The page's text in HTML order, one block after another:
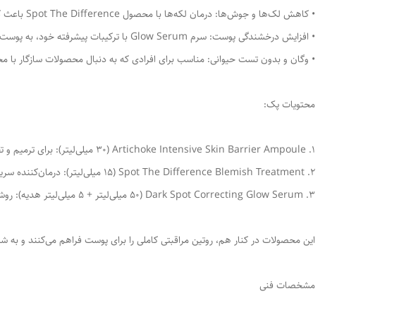
• کاهش لک‌ها و جوش‌ها: درمان لکه‌ها با محصول Spot The Difference باعث کاهش قرمزی و جوش‌ها می‌شود.
• افزایش درخشندگی پوست: سرم Glow Serum با ترکیبات پیشرفته خود، به پوست شما جلوه‌ای درخشان و شفاف می‌بخشد.
• وگان و بدون تست حیوانی: مناسب برای افرادی که به دنبال محصولات سازگار
محتویات پک:
1. Artichoke Intensive Skin Barrier Ampoule (30 میلی‌لیتر): برای ترمیم و تقویت سد پوستی.
2. Spot The Difference Blemish Treatment (15 میلی‌لیتر): درمان‌کننده سریع لکه‌ها و قرمزی‌های پوست.
3. Dark Spot Correcting Glow Serum (50 میلی‌لیتر + 5 میلی‌لیتر هدیه): روشن‌کننده و یکدست‌کننده رنگ پوست.
این محصولات در کنار هم، روتین مراقبتی کاملی را برای پوست فراهم می‌کنند و
مشخصات فنی